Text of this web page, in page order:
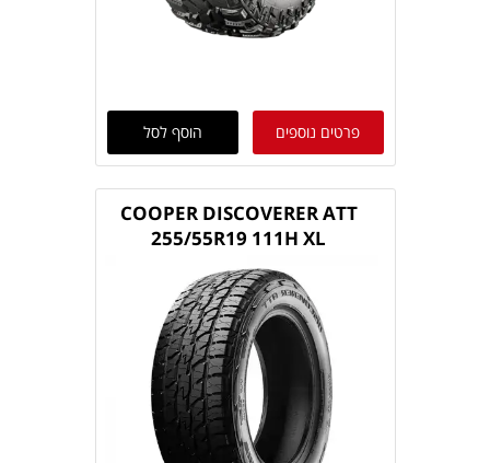
פרטים נוספים הוסף לסל
COOPER DISCOVERER ATT
255/55R19 111H XL